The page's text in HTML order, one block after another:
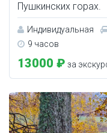
Пушкинских горах.
Индивидуальная
9 часов
13000 ₽ за